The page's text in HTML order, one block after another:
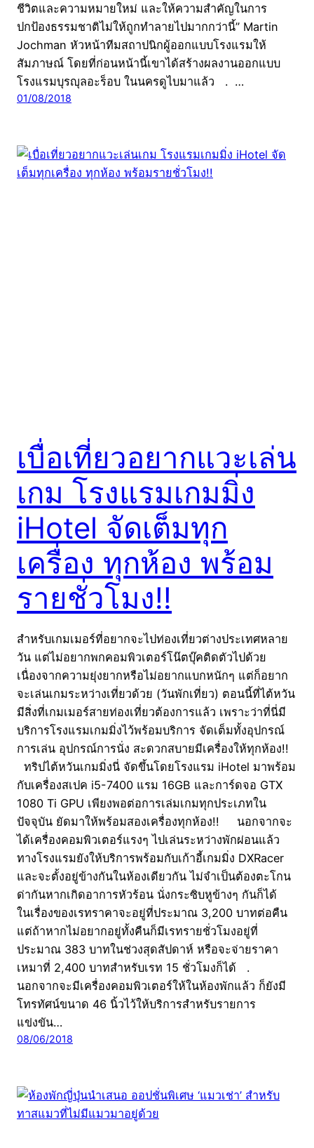
ชีวิตและความหมายใหม่ และให้ความสำคัญในการ
ปกป้องธรรมชาติไม่ให้ถูกทำลายไปมากกว่านี้” Martin
Jochman หัวหน้าทีมสถาปนิกผู้ออกแบบโรงแรมให้
สัมภาษณ์ โดยที่ก่อนหน้านี้เขาได้สร้างผลงานออกแบบ
โรงแรมบุรญุลอะร็อบ ในนครดูไบมาแล้ว . …
01/08/2018
เบื่อเที่ยวอยากแวะเล่น
เกม โรงแรมเกมมิ่ง
iHotel จัดเต็มทุก
เครื่อง ทุกห้อง พร้อม
รายชั่วโมง!!
สำหรับเกมเมอร์ที่อยากจะไปท่องเที่ยวต่างประเทศหลาย
วัน แต่ไม่อยากพกคอมพิวเตอร์โน๊ตบุ๊คติดตัวไปด้วย
เนื่องจากความยุ่งยากหรือไม่อยากแบกหนักๆ แต่ก็อยาก
จะเล่นเกมระหว่างเที่ยวด้วย (วันพักเที่ยว) ตอนนี้ที่ไต้หวัน
มีสิ่งที่เกมเมอร์สายท่องเที่ยวต้องการแล้ว เพราะว่าที่นี่มี
บริการโรงแรมเกมมิ่งไว้พร้อมบริการ จัดเต็มทั้งอุปกรณ์
การเล่น อุปกรณ์การนั่ง สะดวกสบายมีเครื่องให้ทุกห้อง!!
ทริปไต้หวันเกมมิ่งนี่ จัดขึ้นโดยโรงแรม iHotel มาพร้อม
กับเครื่องสเปค i5-7400 แรม 16GB และการ์ดจอ GTX
1080 Ti GPU เพียงพอต่อการเล่มเกมทุกประเภทใน
ปัจจุบัน ยัดมาให้พร้อมสองเครื่องทุกห้อง!! นอกจากจะ
ได้เครื่องคอมพิวเตอร์แรงๆ ไปเล่นระหว่างพักผ่อนแล้ว
ทางโรงแรมยังให้บริการพร้อมกับเก้าอี้เกมมิ่ง DXRacer
และจะตั้งอยู่ข้างกันในห้องเดียวกัน ไม่จำเป็นต้องตะโกน
ด่ากันหากเกิดอาการหัวร้อน นั่งกระซิบหูข้างๆ กันก็ได้
ในเรื่องของเรทราคาจะอยู่ที่ประมาณ 3,200 บาทต่อคืน
แต่ถ้าหากไม่อยากอยู่ทั้งคืนก็มีเรทรายชั่วโมงอยู่ที่
ประมาณ 383 บาทในช่วงสุดสัปดาห์ หรือจะจ่ายราคา
เหมาที่ 2,400 บาทสำหรับเรท 15 ชั่วโมงก็ได้ .
นอกจากจะมีเครื่องคอมพิวเตอร์ให้ในห้องพักแล้ว ก็ยังมี
โทรทัศน์ขนาด 46 นิ้วไว้ให้บริการสำหรับรายการ
แข่งขัน…
08/06/2018